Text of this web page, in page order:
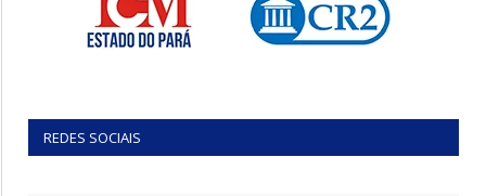
REDES SOCIAIS